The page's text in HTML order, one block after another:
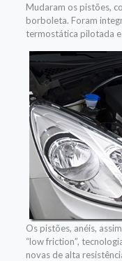
Mudaram os pistões,
borboleta. Foram
termostática pilotada e
Os pistões, anéis,
“low friction”,
novas de alta